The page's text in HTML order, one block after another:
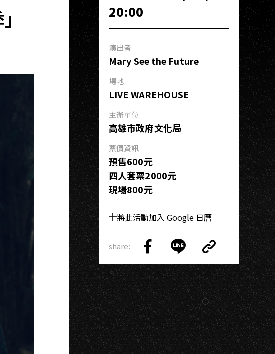
20:00
演出者
Mary See the Future
場地
LIVE WAREHOUSE
主辦單位
高雄市政府文化局
票價資訊
預售600元
四人套票2000元
現場800元
將此活動加入 Google 日曆
share:
on
Facebook
on
LINE
Link
Copy
Link